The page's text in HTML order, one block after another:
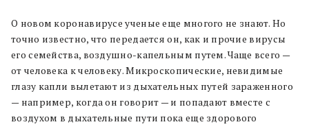
О новом коронавирусе ученые еще многого не знают. Но
точно известно, что передается он, как и прочие вирусы
его семейства, воздушно-капельным путем. Чаще всего —
от человека к человеку. Микроскопические, невидимые
глазу капли вылетают из дыхательных путей зараженного
— например, когда он говорит — и попадают вместе с
воздухом в дыхательные пути пока еще здорового